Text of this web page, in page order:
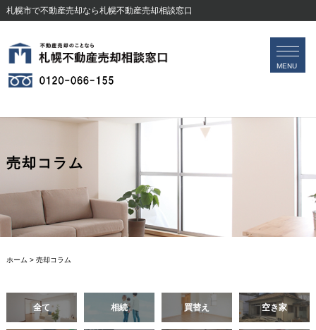
札幌市で不動産売却なら札幌不動産売却相談窓口
MENU
無料査定フォーム
売却コラム
ホーム > 売却コラム
全て 相続 買替え 空き家